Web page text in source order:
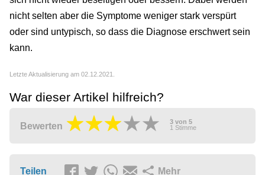
nicht selten aber die Symptome weniger stark verspürt
oder sind untypisch, so dass die Diagnose erschwert sein
kann.
Letzte Aktualisierung am 02.12.2021.
War dieser Artikel hilfreich?
Bewerten 3 von 5
1 Stimme
Teilen Mehr